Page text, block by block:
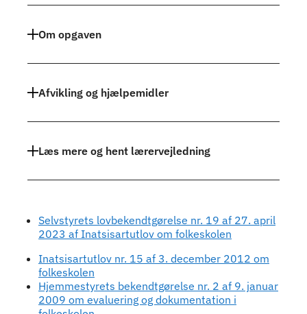
Om opgaven
Afvikling og hjælpemidler
Læs mere og hent lærervejledning
Selvstyrets lovbekendtgørelse nr. 19 af 27. april
2023 af Inatsisartutlov om folkeskolen
Inatsisartutlov nr. 15 af 3. december 2012 om
folkeskolen
Hjemmestyrets bekendtgørelse nr. 2 af 9. januar
2009 om evaluering og dokumentation i